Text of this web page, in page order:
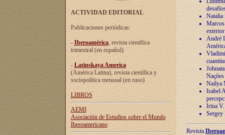
ACTIVIDAD EDITORIAL
Publicaciones periódicas:
- Iberoamérica, revista científica
trimestral (en español)
- Latinskaya America
(América Latina), revista científica y
sociopolítica mensual (en ruso)
LIBROS
AEMI
Asociación de Estudios sobre el Mundo
Iberoamericano
Natalia
André
Nailya
Isabel
Irina V.
Sergey
Revista